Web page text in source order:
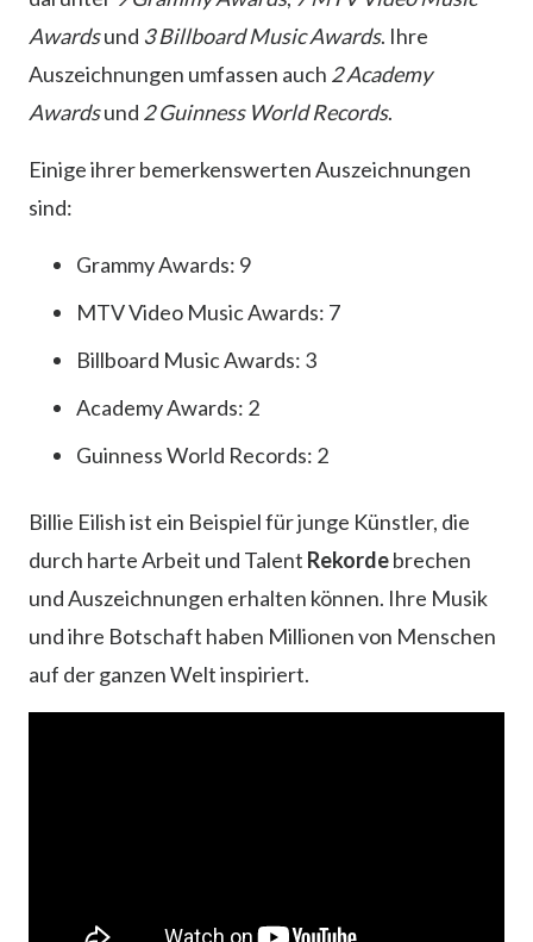
Awardsund 3 Billboard Music Awards. Ihre
Auszeichnungen umfassen auch 2 Academy
Awardsund 2 Guinness World Records.
Einige ihrer bemerkenswerten Auszeichnungen
sind:
Grammy Awards: 9
MTV Video Music Awards: 7
Billboard Music Awards: 3
Academy Awards: 2
Guinness World Records: 2
Billie Eilish ist ein Beispiel für junge Künstler, die
durch harte Arbeit und Talent Rekordebrechen
und Auszeichnungen erhalten können. Ihre Musik
und ihre Botschaft haben Millionen von Menschen
auf der ganzen Welt inspiriert.